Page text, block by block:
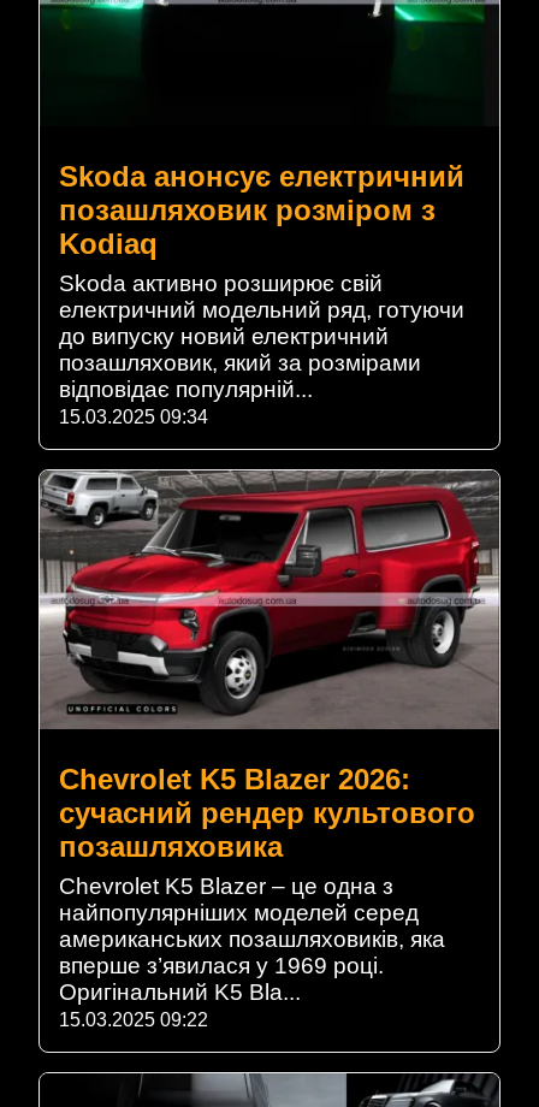
Skoda анонсує електричний
позашляховик розміром з
Kodiaq
Skoda активно розширює свій
електричний модельний ряд, готуючи
до випуску новий електричний
позашляховик, який за розмірами
відповідає популярній...
15.03.2025 09:34
Chevrolet K5 Blazer 2026:
сучасний рендер культового
позашляховика
Chevrolet K5 Blazer – це одна з
найпопулярніших моделей серед
американських позашляховиків, яка
вперше з’явилася у 1969 році.
Оригінальний K5 Bla...
15.03.2025 09:22